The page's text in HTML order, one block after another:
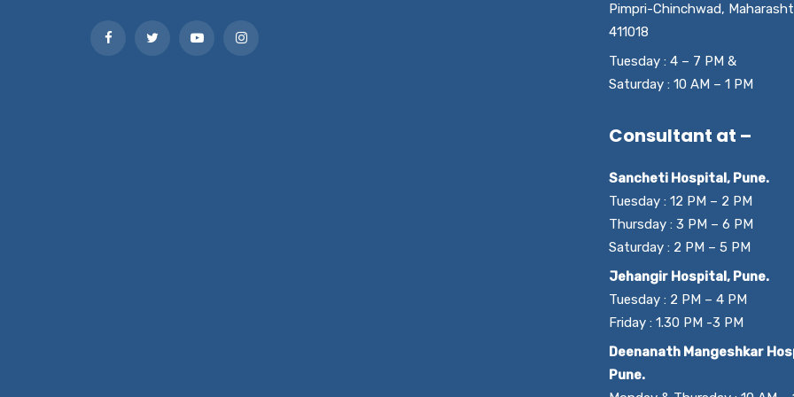
Pimpri-Chinchwad,
411018
Tuesday : 4 – 7 PM &
Saturday : 10 AM – 1 PM
Consultant at –
Sancheti Hospital, Pune.
Tuesday : 12 PM – 2 PM
Thursday : 3 PM – 6 PM
Saturday : 2 PM – 5 PM
Jehangir Hospital, Pune.
Tuesday : 2 PM – 4 PM
Friday : 1.30 PM -3 PM
Deenanath Mangeshkar
Pune.